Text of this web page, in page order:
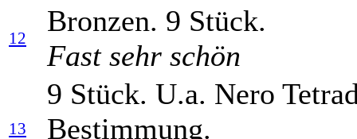
12
Bronzen. 9 Stück.
Fast sehr schön
13
9 Stück. U.a. Nero
Bestimmung.